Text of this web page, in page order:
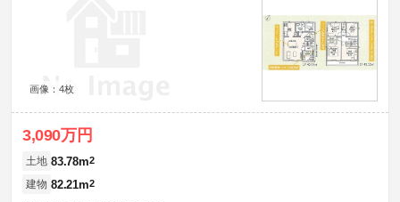
画像：4枚
3,090万円
土地 83.78m2
建物 82.21m2